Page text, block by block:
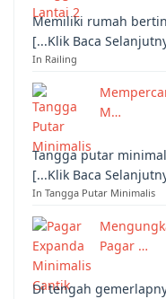
Memiliki rumah
[...Klik Baca
In Railing
M…
Tangga putar
[...Klik Baca
In Tangga Putar Minimalis
Pagar …
Di tengah